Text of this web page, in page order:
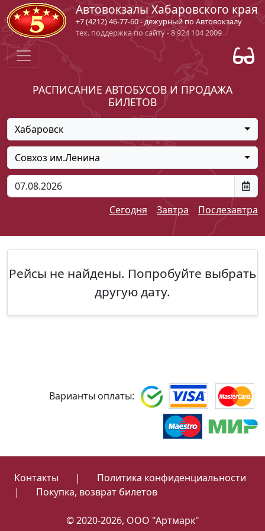
Автовокзалы Хабаровского края
+7 (4212) 46-77-60 - дежурный по Автовокзалу
тех. поддержка по сайту - 8 924 104 2009
РАСПИСАНИЕ АВТОБУСОВ И ПРОДАЖА
БИЛЕТОВ
Хабаровск
Совхоз им.Ленина
Сегодня Завтра Послезавтра
Рейсы не найдены. Попробуйте выбрать
другую дату.
Варианты оплаты:
Контакты |
Политика конфиденциальности
|
Покупка, возврат билетов
© 2020-2026, ООО "Артмарк"